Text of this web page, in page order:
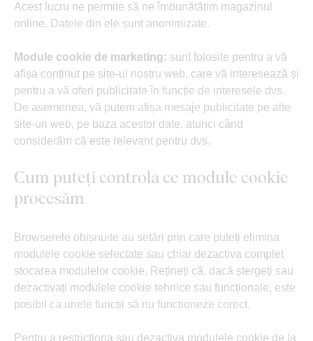
Acest lucru ne permite să ne îmbunătățim magazinul
online. Datele din ele sunt anonimizate.
Module cookie de marketing: sunt folosite pentru a vă
afișa conținut pe site-ul nostru web, care vă interesează și
pentru a vă oferi publicitate în funcție de interesele dvs.
De asemenea, vă putem afișa mesaje publicitate pe alte
site-uri web, pe baza acestor date, atunci când
considerăm că este relevant pentru dvs.
Cum puteți controla ce module cookie
procesăm
Browserele obișnuite au setări prin care puteți elimina
modulele cookie selectate sau chiar dezactiva complet
stocarea modulelor cookie. Rețineți că, dacă ștergeți sau
dezactivați modulele cookie tehnice sau funcționale, este
posibil ca unele funcții să nu funcționeze corect.
Pentru a restricționa sau dezactiva modulele cookie de la